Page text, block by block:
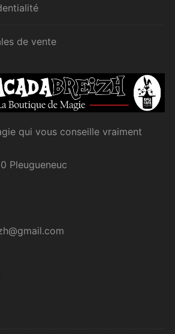
de vente
qui vous conseille vraiment
Pleugueneuc